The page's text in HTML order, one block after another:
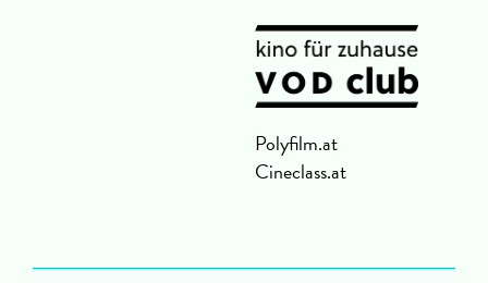
Polyfilm.at
Cineclass.at